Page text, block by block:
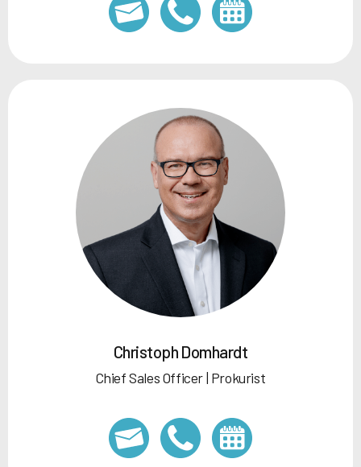
Christoph Domhardt
Chief Sales Officer | Prokurist